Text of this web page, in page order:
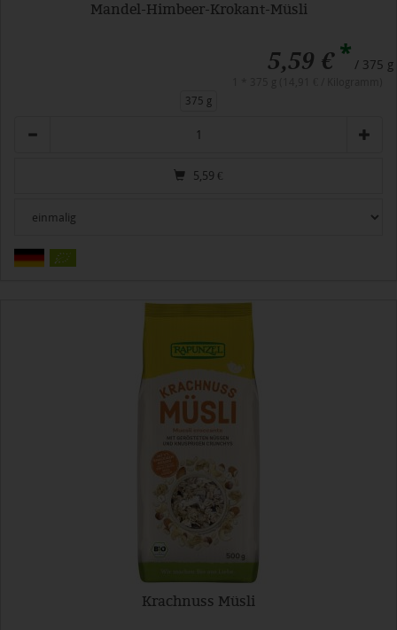
Mandel-Himbeer-Krokant-Müsli
5,59 €* / 375 g
375 g
5,59 €
Krachnuss Müsli